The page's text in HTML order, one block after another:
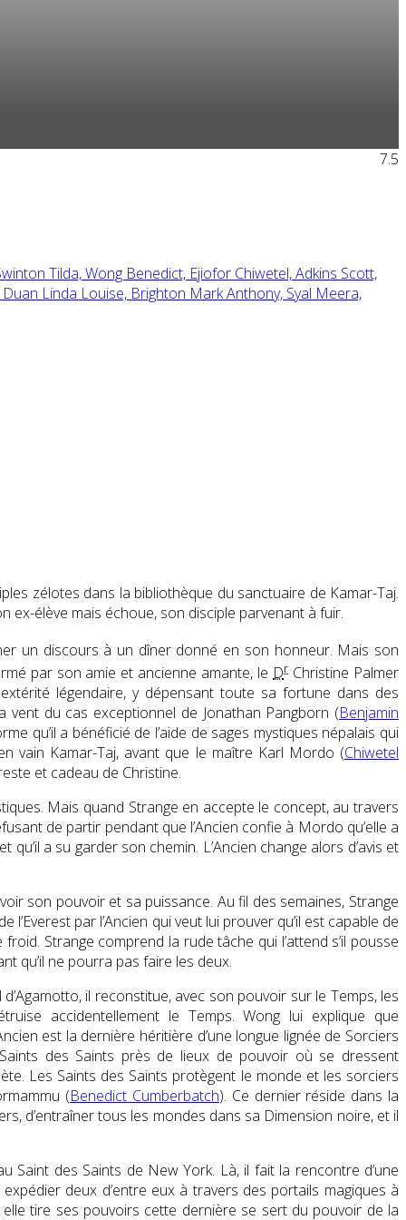
7.5
Tilda,Wong Benedict, Ejiofor Chiwetel,Adkins Scott,
Duan Linda Louise, Brighton Mark Anthony, Syal Meera,
zélotes dans la bibliothèque du sanctuaire de Kamar-Taj.
ex-élève mais échoue, son disciple parvenant à fuir.
un discours à un dîner donné en son honneur. Mais son
par son amie et ancienne amante, leDr Christine Palmer
légendaire, y dépensant toute sa fortune dans des
du cas exceptionnel de Jonathan Pangborn (Benjamin
qu’il a bénéficié de l’aide de sages mystiques népalais qui
vain Kamar-Taj, avant que le maître Karl Mordo (Chiwetel
et cadeau de Christine.
Mais quand Strange en accepte le concept, au travers
de partir pendant que l’Ancien confie à Mordo qu’elle a
a su garder son chemin. L’Ancien change alors d’avis et
son pouvoir et sa puissance. Au fil des semaines, Strange
par l’Ancien qui veut lui prouver qu’il est capable de
Strange comprend la rude tâche qui l’attend s’il pousse
qu’il ne pourra pas faire les deux.
il reconstitue, avec son pouvoir sur le Temps, les
accidentellement le Temps. Wong lui explique que
est la dernière héritière d’une longue lignée de Sorciers
des Saints près de lieux de pouvoir où se dressent
Les Saints des Saints protègent le monde et les sorciers
(Benedict Cumberbatch). Ce dernier réside dans la
d’entraîner tous les mondes dans sa Dimension noire, et il
Saint des Saints de New York. Là, il fait la rencontre d’une
deux d’entre eux à travers des portails magiques à
elle tire ses pouvoirs cette dernière se sert du pouvoir de la